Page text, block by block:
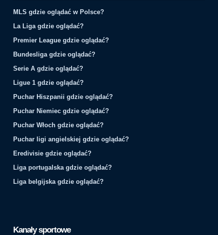
MLS gdzie oglądać w Polsce?
La Liga gdzie oglądać?
Premier League gdzie oglądać?
Bundesliga gdzie oglądać?
Serie A gdzie oglądać?
Ligue 1 gdzie oglądać?
Puchar Hiszpanii gdzie oglądać?
Puchar Niemiec gdzie oglądać?
Puchar Włoch gdzie oglądać?
Puchar ligi angielskiej gdzie oglądać?
Eredivisie gdzie oglądać?
Liga portugalska gdzie oglądać?
Liga belgijska gdzie oglądać?
Kanały sportowe